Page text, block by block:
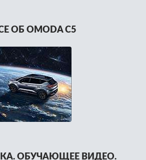
ОБ OMODA C5
ОБУЧАЮЩЕЕ ВИДЕО.